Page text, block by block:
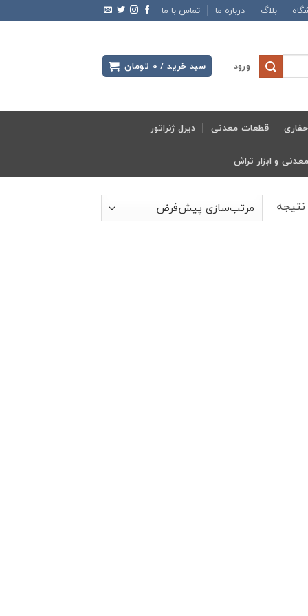
بلاگ درباره ما تماس با ما
ورود سبد خرید / 0 تومان
قطعات معدنی دیزل ژنراتور